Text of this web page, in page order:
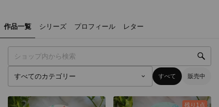
作品一覧 シリーズ プロフィール レター
すべて 販売中
残り1点